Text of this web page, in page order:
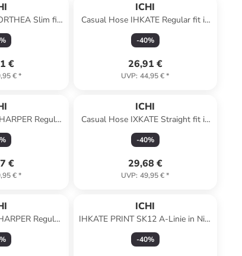
Slim fit
%
€
€*
ICHI
Casual Hose IHKATE Regular fit in
Almond Milk
-40%
26,91 €
UVP: 44,95 €*
Regular
Print
%
€
€*
ICHI
Casual Hose IXKATE Straight fit in
Kalamata
-40%
29,68 €
UVP: 49,95 €*
Regular
Print
%
ICHI
IHKATE PRINT SK12 A-Linie in Nile
Blue Ikat aop
-40%